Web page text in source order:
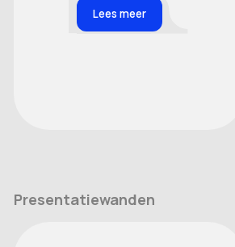
Lees meer
Presentatiewanden